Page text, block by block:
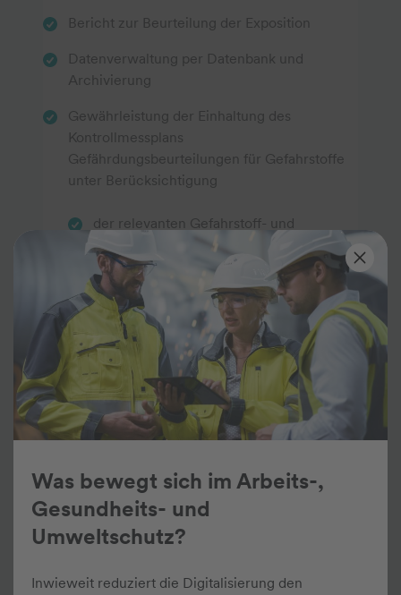
Bericht zur Beurteilung der Exposition
Datenverwaltung per Datenbank und
Archivierung
Gewährleistung der Einhaltung des
Kontrollmessplans
Gefährdungsbeurteilungen für Gefahrstoffe
unter Berücksichtigung
der relevanten Gefahrstoff- und
Arbeitsstoffverzeichnisse
der kundenspezifischen Lagedetails und
Messergebnisse
der örtlichen Gegebenheiten bei der
Verarbeitung, in der Forschung oder z.B.
auch bei der Lagerung von Gefahrstoffen
Beratung Gefahrstoffe
Konzepte zur Reduzierung der
Gefahrstoffexposition an Arbeitsplätzen
Einstufung und Kennzeichnung von
Was bewegt sich im Arbeits-,
Gesundheits- und
Umweltschutz?
Inwieweit reduziert die Digitalisierung den